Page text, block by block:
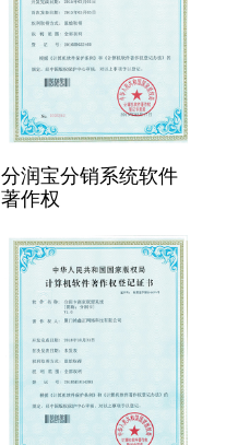
分润宝分销系统软件
著作权